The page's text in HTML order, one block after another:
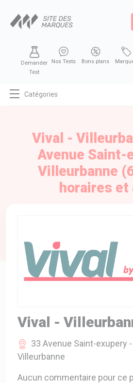
Demander
Test
Nos Tests Bons plans
Catégories
BIO & ENVIRONNEMENT
ENTREPRISE
ANIMAUX
Vival -
Avenue Saint-
Villeurbanne
horaires et
Vival -
33 Avenue Saint-exupery
Villeurbanne
Aucun commentaire pour ce